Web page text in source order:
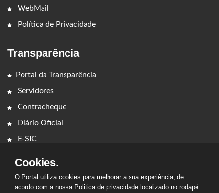
WebMail
Política de Privacidade
Transparência
Portal da Transparência
Servidores
Contracheque
Diário Oficial
E-SIC
Cookies.
O Portal utiliza cookies para melhorar a sua experiência, de
acordo com a nossa Politica de privacidade localizado no rodapé